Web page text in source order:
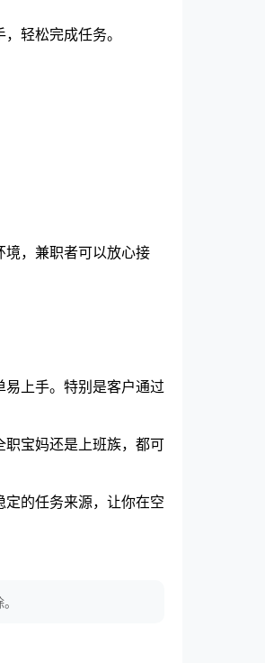
轻松完成任务。
境，兼职者可以放心接
上手。特别是客户通过
职宝妈还是上班族，都可
的任务来源，让你在空